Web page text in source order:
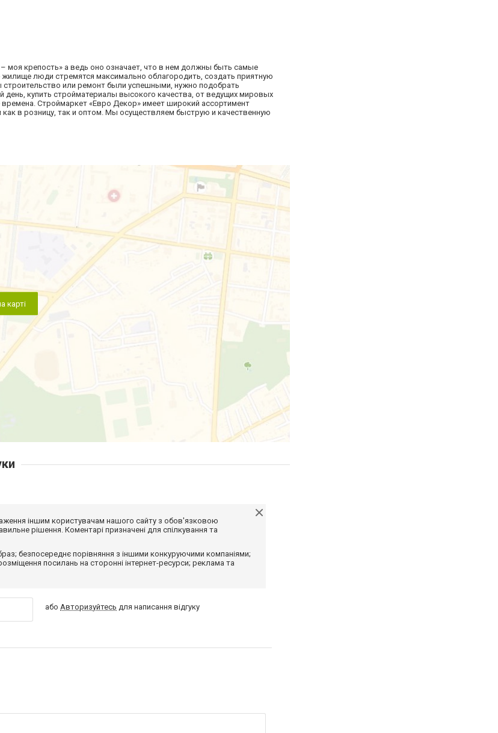
крепость» а ведь оно означает, что в нем должны быть самые
люди стремятся максимально облагородить, создать приятную
или ремонт были успешными, нужно подобрать
купить стройматериалы высокого качества, от ведущих мировых
Строймаркет «Евро Декор» имеет широкий ассортимент
в розницу, так и оптом. Мы осуществляем быструю и качественную
карті
іншим користувачам нашого сайту з обов'язковою
рішення. Коментарі призначені для спілкування та
безпосереднє порівняння з іншими конкуруючими компаніями;
посилань на сторонні інтернет-ресурси; реклама та
абоАвторизуйтесь для написання відгуку